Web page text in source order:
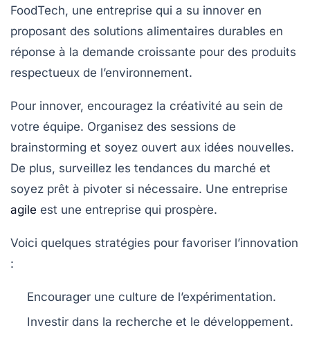
FoodTech, une entreprise qui a su innover en
proposant des solutions alimentaires durables en
réponse à la demande croissante pour des produits
respectueux de l’environnement.
Pour innover, encouragez la créativité au sein de
votre équipe. Organisez des sessions de
brainstorming et soyez ouvert aux idées nouvelles.
De plus, surveillez les tendances du marché et
soyez prêt à pivoter si nécessaire. Une entreprise
agile est une entreprise qui prospère.
Voici quelques stratégies pour favoriser l’innovation
:
Encourager une culture de l’expérimentation.
Investir dans la recherche et le développement.